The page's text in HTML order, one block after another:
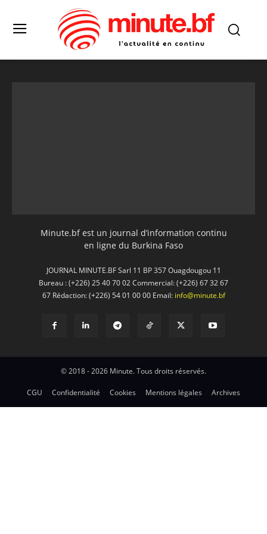
Minute.bf est un journal d’information continu
en ligne du Burkina Faso
JOURNAL MINUTE.BF Sarl 11 BP 357 Ouagdougou 11
Bureau : (+226) 25 40 70 02 Commercial: (+226) 67 32 67
67 Rédaction: (+226) 54 01 00 00 Email: info@minute.bf
© 2018 - 2026 Minute. Tous droits réservés.
CGU Confidentialité Cookies Mentions légales Archives